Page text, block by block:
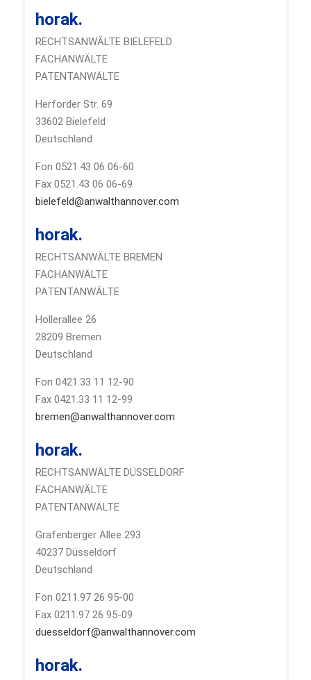
horak.
RECHTSANWÄLTE BIELEFELD
FACHANWÄLTE
PATENTANWÄLTE
Herforder Str. 69
33602 Bielefeld
Deutschland
Fon 0521.43 06 06-60
Fax 0521.43 06 06-69
bielefeld@anwalthannover.com
horak.
RECHTSANWÄLTE BREMEN
FACHANWÄLTE
PATENTANWÄLTE
Hollerallee 26
28209 Bremen
Deutschland
Fon 0421.33 11 12-90
Fax 0421.33 11 12-99
bremen@anwalthannover.com
horak.
RECHTSANWÄLTE DÜSSELDORF
FACHANWÄLTE
PATENTANWÄLTE
Grafenberger Allee 293
40237 Düsseldorf
Deutschland
Fon 0211.97 26 95-00
Fax 0211.97 26 95-09
duesseldorf@anwalthannover.com
horak.